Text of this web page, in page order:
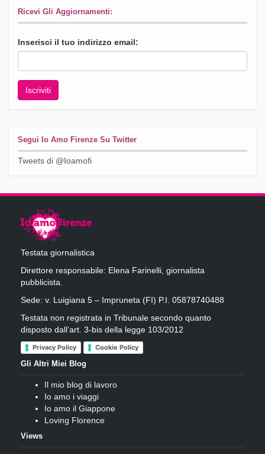
Ricevi Gli Aggiornamenti:
Inserisci il tuo indirizzo email:
Segui Io Amo Firenze Su Twitter
Tweets di @Ioamofi
Testata giornalistica
Direttore responsabile: Elena Farinelli, giornalista
pubblicista.
Sede: v. Luigiana 5 – Impruneta (FI) P.I. 05878740488
Testata non registrata in Tribunale secondo quanto
disposto dall’art. 3-bis della legge 103/2012
Privacy Policy Cookie Policy
Gli Altri Miei Blog
Il mio blog di lavoro
Io amo i viaggi
Io amo il Giappone
Loving Florence
Views